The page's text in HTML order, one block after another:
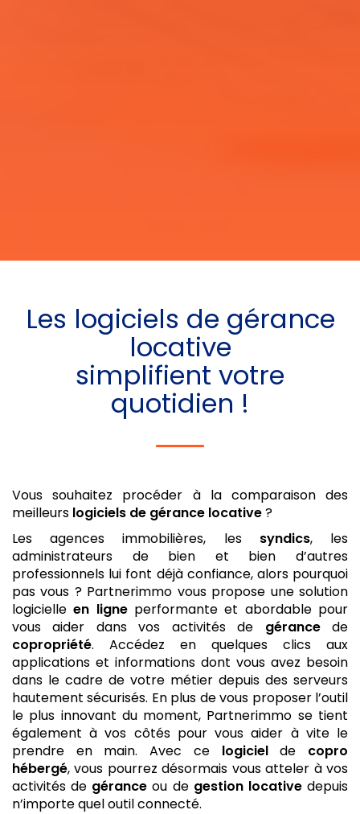
Les logiciels de gérance
locative
simplifient votre
quotidien !
Vous souhaitez procéder à la comparaison des
meilleurs logiciels de gérance locative?
Les agences immobilières, les syndics, les
administrateurs de bien et bien d’autres
professionnels lui font déjà confiance, alors pourquoi
pas vous ? Partnerimmo vous propose une solution
logicielleen ligneperformante et abordable pour
vous aider dans vos activités de gérancede
copropriété. Accédez en quelques clics aux
applications et informations dont vous avez besoin
dans le cadre de votre métier depuis des serveurs
hautement sécurisés. En plus de vous proposer l’outil
le plus innovant du moment, Partnerimmo se tient
également à vos côtés pour vous aider à vite le
prendre en main. Avec ce logicielde copro
hébergé, vous pourrez désormais vous atteler à vos
activités de gérance ou de gestion locativedepuis
n’importe quel outil connecté.